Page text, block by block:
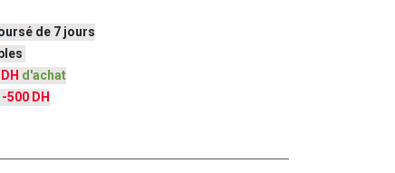
de 7 jours
d'achat
-500 DH